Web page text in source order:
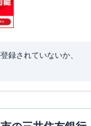
録されていないか、